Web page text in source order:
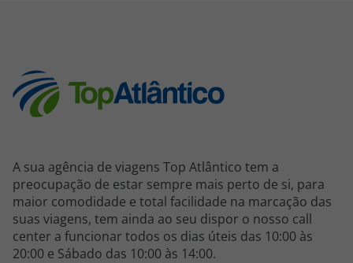
A sua agência de viagens Top Atlântico tem a
preocupação de estar sempre mais perto de si, para
maior comodidade e total facilidade na marcação das
suas viagens, tem ainda ao seu dispor o nosso call
center a funcionar todos os dias úteis das 10:00 às
20:00 e Sábado das 10:00 às 14:00.